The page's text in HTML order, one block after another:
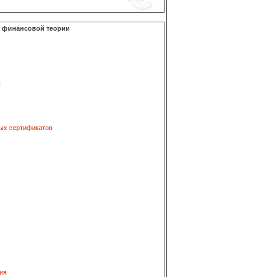
финансовой теории
сертификатов